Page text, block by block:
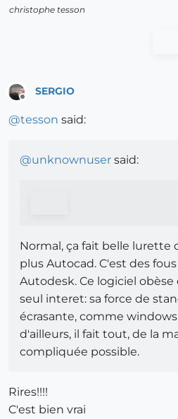
christophe tesson
SERGIO
@tesson said:
@unknownuser said:
Normal, ça fait belle lurette
plus Autocad. C'est des
Autodesk. Ce logiciel
seul interet: sa force de
écrasante, comme
d'ailleurs, il fait tout, de la
compliquée possible.
Rires!!!!
C'est bien vrai